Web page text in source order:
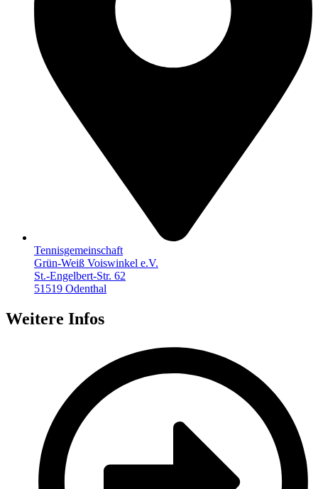
Tennisgemeinschaft
Grün-Weiß Voiswinkel e.V.
St.-Engelbert-Str. 62
51519 Odenthal
Weitere Infos